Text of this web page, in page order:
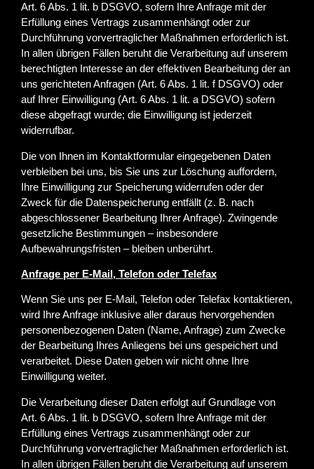
Art. 6 Abs. 1 lit. b DSGVO, sofern Ihre Anfrage mit der
Erfüllung eines Vertrags zusammenhängt oder zur
Durchführung vorvertraglicher Maßnahmen erforderlich ist.
In allen übrigen Fällen beruht die Verarbeitung auf unserem
berechtigten Interesse an der effektiven Bearbeitung der an
uns gerichteten Anfragen (Art. 6 Abs. 1 lit. f DSGVO) oder
auf Ihrer Einwilligung (Art. 6 Abs. 1 lit. a DSGVO) sofern
diese abgefragt wurde; die Einwilligung ist jederzeit
widerrufbar.
Die von Ihnen im Kontaktformular eingegebenen Daten
verbleiben bei uns, bis Sie uns zur Löschung auffordern,
Ihre Einwilligung zur Speicherung widerrufen oder der
Zweck für die Datenspeicherung entfällt (z. B. nach
abgeschlossener Bearbeitung Ihrer Anfrage). Zwingende
gesetzliche Bestimmungen – insbesondere
Aufbewahrungsfristen – bleiben unberührt.
Anfrage per E-Mail, Telefon oder Telefax
Wenn Sie uns per E-Mail, Telefon oder Telefax kontaktieren,
wird Ihre Anfrage inklusive aller daraus hervorgehenden
personenbezogenen Daten (Name, Anfrage) zum Zwecke
der Bearbeitung Ihres Anliegens bei uns gespeichert und
verarbeitet. Diese Daten geben wir nicht ohne Ihre
Einwilligung weiter.
Die Verarbeitung dieser Daten erfolgt auf Grundlage von
Art. 6 Abs. 1 lit. b DSGVO, sofern Ihre Anfrage mit der
Erfüllung eines Vertrags zusammenhängt oder zur
Durchführung vorvertraglicher Maßnahmen erforderlich ist.
In allen übrigen Fällen beruht die Verarbeitung auf unserem